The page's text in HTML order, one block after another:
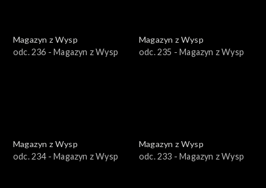
Magazyn z Wysp
odc. 236 - Magazyn z Wysp
Magazyn z Wysp
odc. 235 - Magazyn z Wysp
Magazyn z Wysp
odc. 234 - Magazyn z Wysp
Magazyn z Wysp
odc. 233 - Magazyn z Wysp